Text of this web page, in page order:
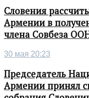
Словения
Армении в
члена Совбеза
30 мая 20:23
Председатель
Армении принял